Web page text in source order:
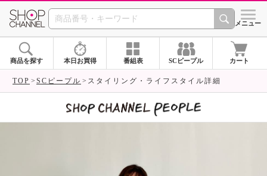
SHOP CHANNEL シメニュー
商品を探す 本日お買得 番組表 SCピープル カート
TOP SCピープル スタイリング・ライフスタイル詳細